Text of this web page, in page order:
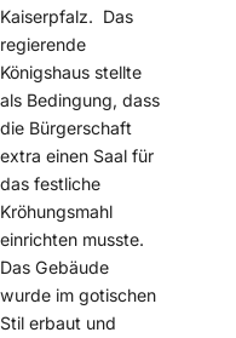
Kaiserpfalz. Das
regierende
Königshaus stellte
als Bedingung, dass
die Bürgerschaft
extra einen Saal für
das festliche
Kröhungsmahl
einrichten musste.
Das Gebäude
wurde im gotischen
Stil erbaut und